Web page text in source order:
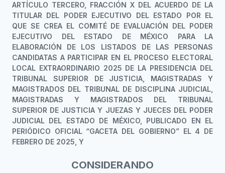
ARTÍCULO TERCERO, FRACCIÓN X DEL ACUERDO DE LA
TITULAR DEL PODER EJECUTIVO DEL ESTADO POR EL
QUE SE CREA EL COMITÉ DE EVALUACIÓN DEL PODER
EJECUTIVO DEL ESTADO DE MÉXICO PARA LA
ELABORACIÓN DE LOS LISTADOS DE LAS PERSONAS
CANDIDATAS A PARTICIPAR EN EL PROCESO ELECTORAL
LOCAL EXTRAORDINARIO 2025 DE LA PRESIDENCIA DEL
TRIBUNAL SUPERIOR DE JUSTICIA, MAGISTRADAS Y
MAGISTRADOS DEL TRIBUNAL DE DISCIPLINA JUDICIAL,
MAGISTRADAS Y MAGISTRADOS DEL TRIBUNAL
SUPERIOR DE JUSTICIA Y JUEZAS Y JUECES DEL PODER
JUDICIAL DEL ESTADO DE MÉXICO, PUBLICADO EN EL
PERIÓDICO OFICIAL “GACETA DEL GOBIERNO” EL 4 DE
FEBRERO DE 2025, Y
CONSIDERANDO